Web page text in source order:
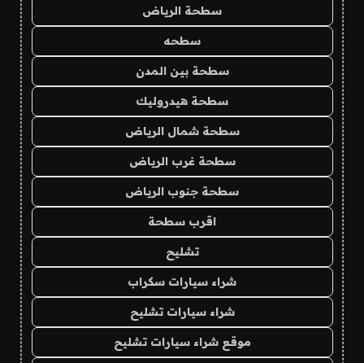
سطحة الرياض
سطحه
سطحة بين المدن
سطحة هيدروليك
سطحة شمال الرياض
سطحة غرب الرياض
سطحة جنوب الرياض
اقرب سطحة
تشليح
شراء سيارات سكراب
شراء سيارات تشليح
موقع شراء سيارات تشليح